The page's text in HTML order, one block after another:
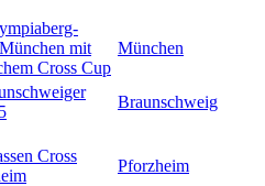
mit
Cross Cup
München
Braunschweig
Cross
Pforzheim